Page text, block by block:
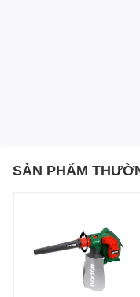
SẢN PHẨM